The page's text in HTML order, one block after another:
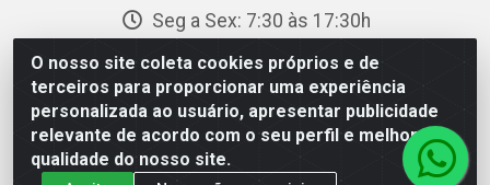
O nosso site coleta cookies próprios e de
terceiros para proporcionar uma experiência
personalizada ao usuário, apresentar publicidade
relevante de acordo com o seu perfil e melhorar a
qualidade do nosso site.
Seg a Sex: 7:30 às 17:30h
instagram.com/wilsodistribuidor
facebook.com/wilsodistribuidor
youtube.com/@wilsodistribuidor